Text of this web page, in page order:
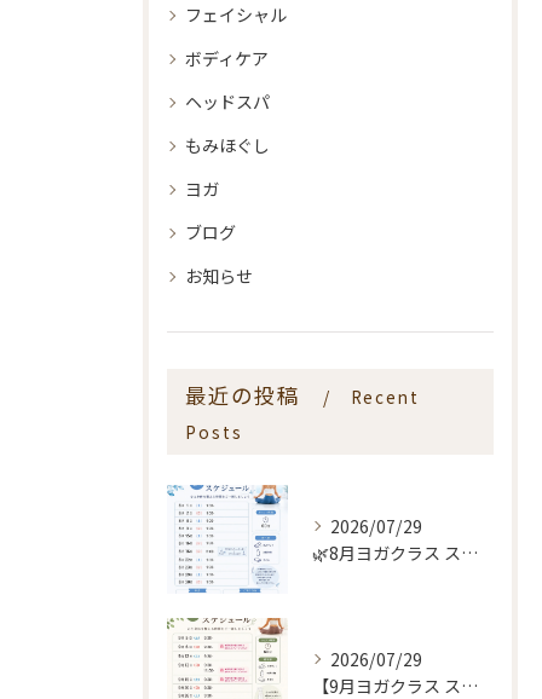
フェイシャル
ボディケア
ヘッドスパ
もみほぐし
ヨガ
ブログ
お知らせ
最近の投稿
Recent
Posts
2026/07/29
🌿8月ヨガクラス スケジュールのお知らせ🌿
2026/07/29
【9月ヨガクラス スケジュールのお知らせ🌿】